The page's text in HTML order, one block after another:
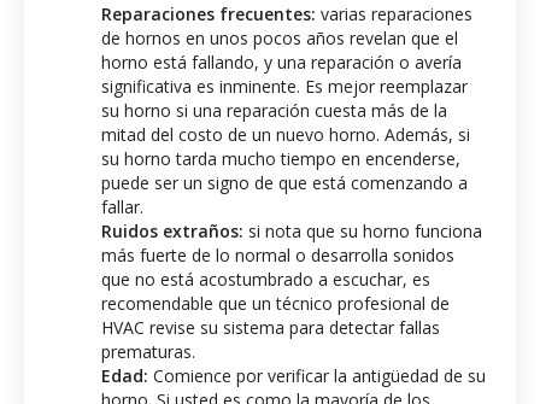
Reparaciones frecuentes: varias reparaciones
de hornos en unos pocos años revelan que el
horno está fallando, y una reparación o avería
significativa es inminente. Es mejor reemplazar
su horno si una reparación cuesta más de la
mitad del costo de un nuevo horno. Además, si
su horno tarda mucho tiempo en encenderse,
puede ser un signo de que está comenzando a
fallar.
Ruidos extraños: si nota que su horno funciona
más fuerte de lo normal o desarrolla sonidos
que no está acostumbrado a escuchar, es
recomendable que un técnico profesional de
HVAC revise su sistema para detectar fallas
prematuras.
Edad: Comience por verificar la antigüedad de su